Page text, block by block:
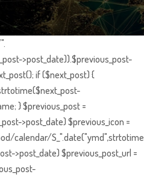
>post_date)).$previous_post-
if ($next_post) {
} $previous_post =
>post_date) $previous_icon =
calendar/
>post_date) $previous_post_url =